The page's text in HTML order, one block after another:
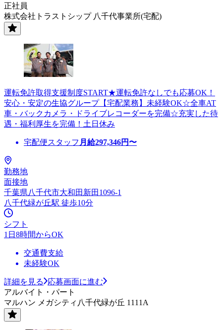
正社員
株式会社トラストシップ 八千代事業所(宅配)
運転免許取得支援制度START★運転免許なしでも応募OK！
安心・安定の生協グループ【宅配業務】未経験OK☆全車AT
車・バックカメラ・ドライブレコーダーを完備☆充実した待
遇・福利厚生を完備！土日休み
宅配便スタッフ 月給297,346円〜
勤務地
面接地
千葉県八千代市大和田新田1096-1
八千代緑が丘駅 徒歩10分
シフト
1日8時間からOK
交通費支給
未経験OK
詳細を見る
応募画面に進む
アルバイト・パート
マルハン メガシティ八千代緑が丘 1111A